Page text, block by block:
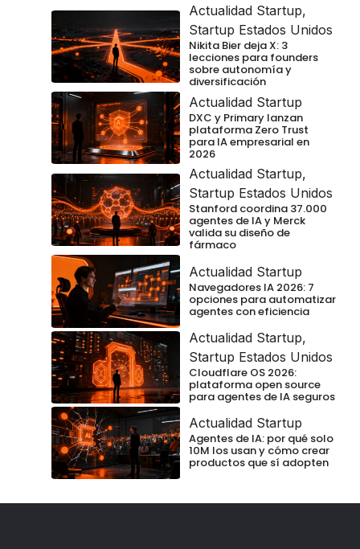
Actualidad Startup,
Startup Estados Unidos
Nikita Bier deja X: 3
lecciones para founders
sobre autonomía y
diversificación
Actualidad Startup
DXC y Primary lanzan
plataforma Zero Trust
para IA empresarial en
2026
Actualidad Startup,
Startup Estados Unidos
Stanford coordina 37.000
agentes de IA y Merck
valida su diseño de
fármaco
Actualidad Startup
Navegadores IA 2026: 7
opciones para automatizar
agentes con eficiencia
Actualidad Startup,
Startup Estados Unidos
Cloudflare OS 2026:
plataforma open source
para agentes de IA seguros
Actualidad Startup
Agentes de IA: por qué solo
10M los usan y cómo crear
productos que sí adopten